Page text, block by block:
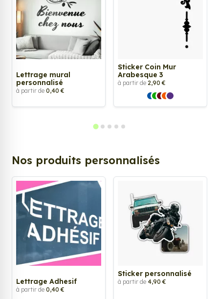
Lettrage mural
personnalisé
à partir de 0,40 €
Sticker Coin Mur
Arabesque 3
à partir de 2,90 €
Nos produits personnalisés
Lettrage Adhesif
à partir de 0,40 €
Sticker personnalisé
à partir de 4,90 €